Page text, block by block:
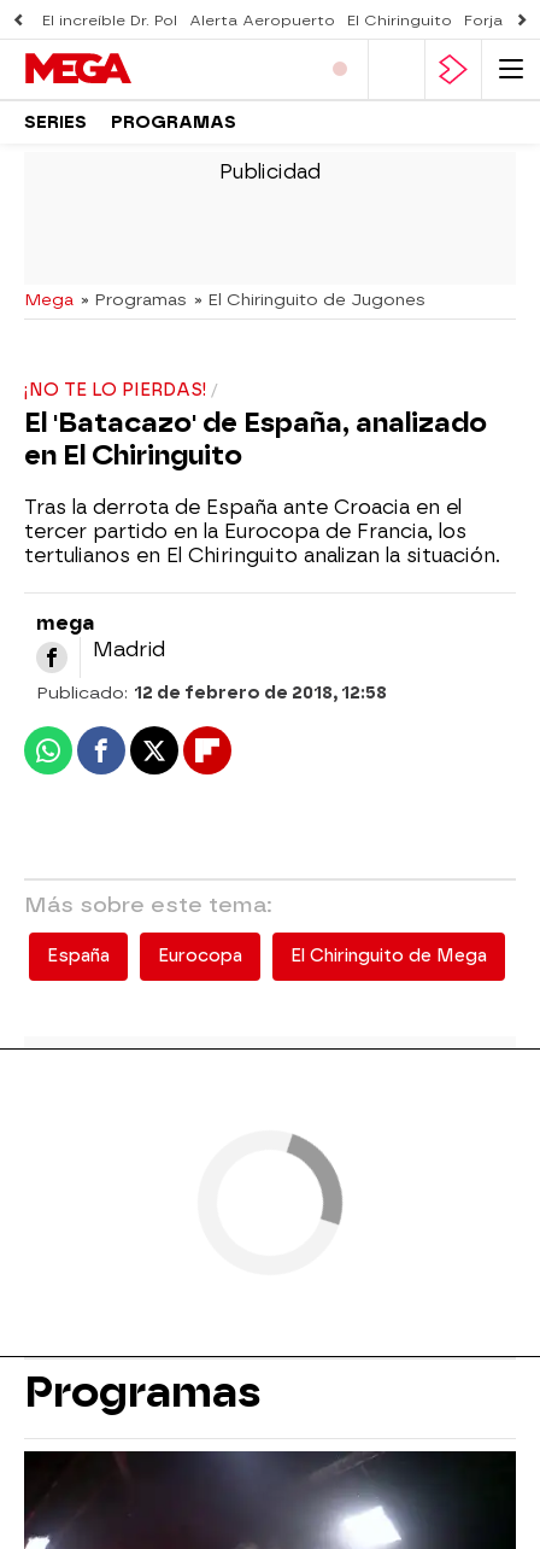
El increíble Dr. Pol Alerta Aeropuerto El Chiringuito Forjado
SERIES PROGRAMAS
Mega » Programas » El Chiringuito de Jugones
¡NO TE LO PIERDAS!
El 'Batacazo' de España, analizado
en El Chiringuito
Tras la derrota de España ante Croacia en el
tercer partido en la Eurocopa de Francia, los
tertulianos en El Chiringuito analizan la situación.
mega
Madrid
Publicado: 12 de febrero de 2018, 12:58
WhatsappFacebook
X Flipboard
Más sobre este tema:
España Eurocopa El Chiringuito de Mega
Programas